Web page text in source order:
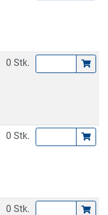
0 Stk.
0 Stk.
0 Stk.